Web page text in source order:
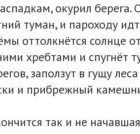
окурил берега.
туман, и пароходу
оттолкнётся солнце
хребтами и спугнёт
заползут в гущу
и прибрежный
так и не